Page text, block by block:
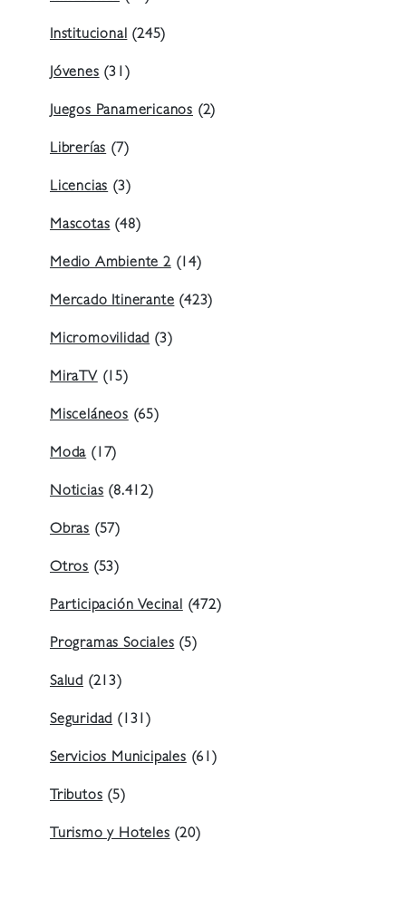
Institucional(245)
Jóvenes(31)
Juegos Panamericanos (2)
Librerías(7)
Licencias(3)
Mascotas(48)
Medio Ambiente 2(14)
Mercado Itinerante(423)
Micromovilidad(3)
MiraTV(15)
Misceláneos(65)
Moda(17)
Noticias(8.412)
Obras (57)
Otros (53)
Participación Vecinal(472)
Programas Sociales(5)
Salud (213)
Seguridad(131)
Servicios Municipales(61)
Tributos(5)
Turismo y Hoteles(20)